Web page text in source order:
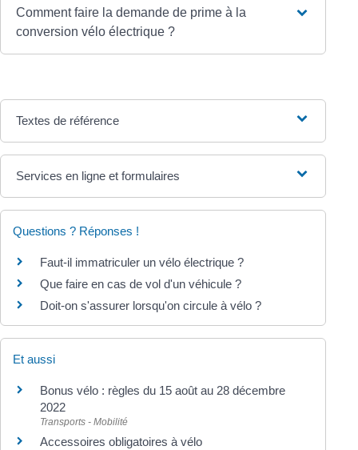
Comment faire la demande de prime à la
conversion vélo électrique ?
Textes de référence
Services en ligne et formulaires
Questions ? Réponses !
Faut-il immatriculer un vélo électrique ?
Que faire en cas de vol d'un véhicule ?
Doit-on s'assurer lorsqu'on circule à vélo ?
Et aussi
Bonus vélo : règles du 15 août au 28 décembre
2022
Transports - Mobilité
Accessoires obligatoires à vélo